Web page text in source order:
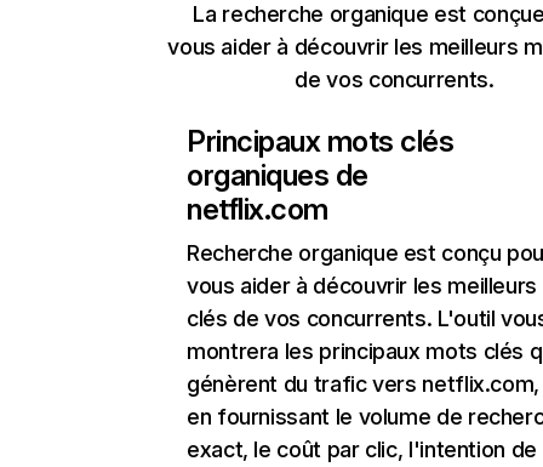
La recherche organique est
vous aider à découvrir les meilleurs
de vos concurrents.
Principaux mots clés
organiques de
netflix.com
Recherche organique est conçu
vous aider à découvrir les
clés de vos concurrents. L'outil
montrera les principaux mots clés
génèrent du trafic vers
en fournissant le volume de
exact, le coût par clic, l'intention de